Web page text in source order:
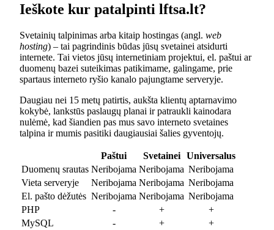
Ieškote kur patalpinti lftsa.lt?
Svetainių talpinimas arba kitaip hostingas (angl. web
hosting) – tai pagrindinis būdas jūsų svetainei atsidurti
internete. Tai vietos jūsų internetiniam projektui, el. paštui ar
duomenų bazei suteikimas patikimame, galingame, prie
spartaus interneto ryšio kanalo pajungtame serveryje.
Daugiau nei 15 metų patirtis, aukšta klientų aptarnavimo
kokybė, lankstūs paslaugų planai ir patraukli kainodara
nulėmė, kad šiandien pas mus savo interneto svetaines
talpina ir mumis pasitiki daugiausiai šalies gyventojų.
Paštui Svetainei
Universalus
Duomenų srautas Neribojama Neribojama Neribojama
Vieta serveryje
Neribojama Neribojama Neribojama
El. pašto dėžutės Neribojama Neribojama Neribojama
PHP
- +
+
MySQL
- +
+